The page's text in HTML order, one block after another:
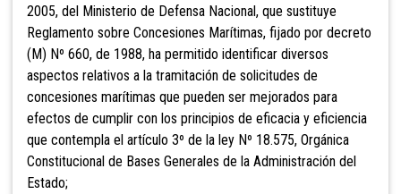
2005, del Ministerio de Defensa Nacional, que sustituye
Reglamento sobre Concesiones Marítimas, fijado por decreto
(M) Nº 660, de 1988, ha permitido identificar diversos
aspectos relativos a la tramitación de solicitudes de
concesiones marítimas que pueden ser mejorados para
efectos de cumplir con los principios de eficacia y eficiencia
que contempla el artículo 3º de la ley Nº 18.575, Orgánica
Constitucional de Bases Generales de la Administración del
Estado;